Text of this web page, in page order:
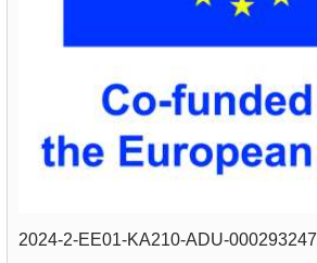
2024-2-EE01-KA210-ADU-000293247